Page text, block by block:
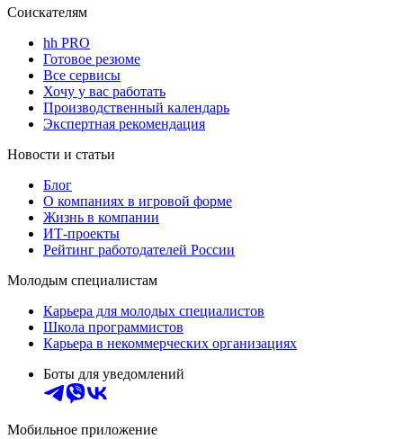
Соискателям
hh PRO
Готовое резюме
Все сервисы
Хочу у вас работать
Производственный календарь
Экспертная рекомендация
Новости и статьи
Блог
О компаниях в игровой форме
Жизнь в компании
ИТ-проекты
Рейтинг работодателей России
Молодым специалистам
Карьера для молодых специалистов
Школа программистов
Карьера в некоммерческих организациях
Боты для уведомлений
Мобильное приложение